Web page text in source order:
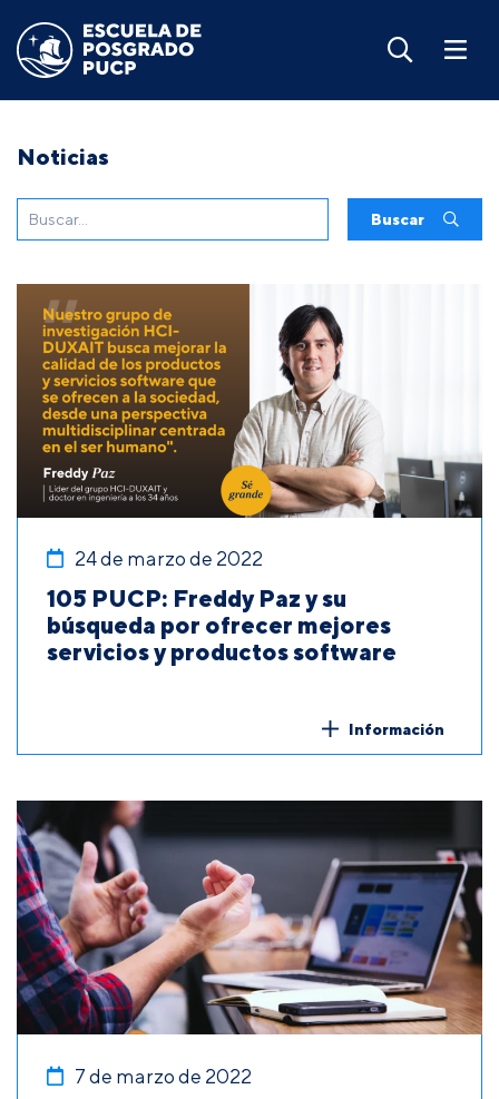
Noticias
Buscar
24 de marzo de 2022
105 PUCP: Freddy Paz y su
búsqueda por ofrecer mejores
servicios y productos software
Información
7 de marzo de 2022